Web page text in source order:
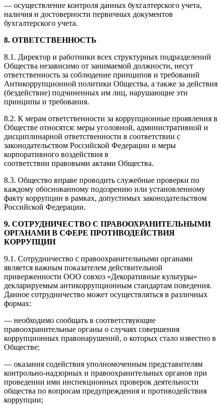
— осуществление контроля данных бухгалтерского учета,
наличия и достоверности первичных документов
бухгалтерского учета.
8. ОТВЕТСТВЕННОСТЬ
8.1. Директор и работники всех структурных подразделений
Общества независимо от занимаемой должности, несут
ответственность за соблюдение принципов и требований
Антикоррупционной политики Общества, а также за действия
(бездействие) подчиненных им лиц, нарушающие эти
принципы и требования.
8.2. К мерам ответственности за коррупционные проявления в
Обществе относятся: меры уголовной, административной и
дисциплинарной ответственности в соответствии с
законодательством Российской Федерации и меры
корпоративного воздействия в
соответствии правовыми актами Общества.
8.3. Общество вправе проводить служебные проверки по
каждому обоснованному подозрению или установленному
факту коррупции в рамках, допустимых законодательством
Российской Федерации.
9. СОТРУДНИЧЕСТВО С ПРАВООХРАНИТЕЛЬНЫМИ
ОРГАНАМИ В СФЕРЕ ПРОТИВОДЕЙСТВИЯ
КОРРУПЦИИ
9.1. Сотрудничество с правоохранительными органами
является важным показателем действительной
приверженности ООО совхоз «Декоративные культуры»
декларируемым антикоррупционным стандартам поведения.
Данное сотрудничество может осуществляться в различных
формах:
— необходимо сообщать в соответствующие
правоохранительные органы о случаях совершения
коррупционных правонарушений, о которых стало известно в
Обществе;
— оказания содействия уполномоченным представителям
контрольно-надзорных и правоохранительных органов при
проведении ими инспекционных проверок деятельности
общества по вопросам предупреждения и противодействия
коррупции;